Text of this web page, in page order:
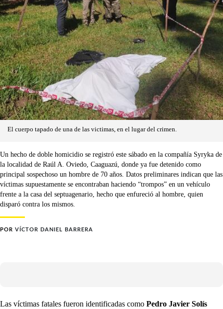
El cuerpo tapado de una de las victimas, en el lugar del crimen.
Un hecho de doble homicidio se registró este sábado en la compañía Syryka de
la localidad de Raúl A. Oviedo, Caaguazú, donde ya fue detenido como
principal sospechoso un hombre de 70 años. Datos preliminares indican que las
víctimas supuestamente se encontraban haciendo “trompos” en un vehículo
frente a la casa del septuagenario, hecho que enfureció al hombre, quien
disparó contra los mismos.
POR VÍCTOR DANIEL BARRERA
Las víctimas fatales fueron identificadas como Pedro Javier Solís